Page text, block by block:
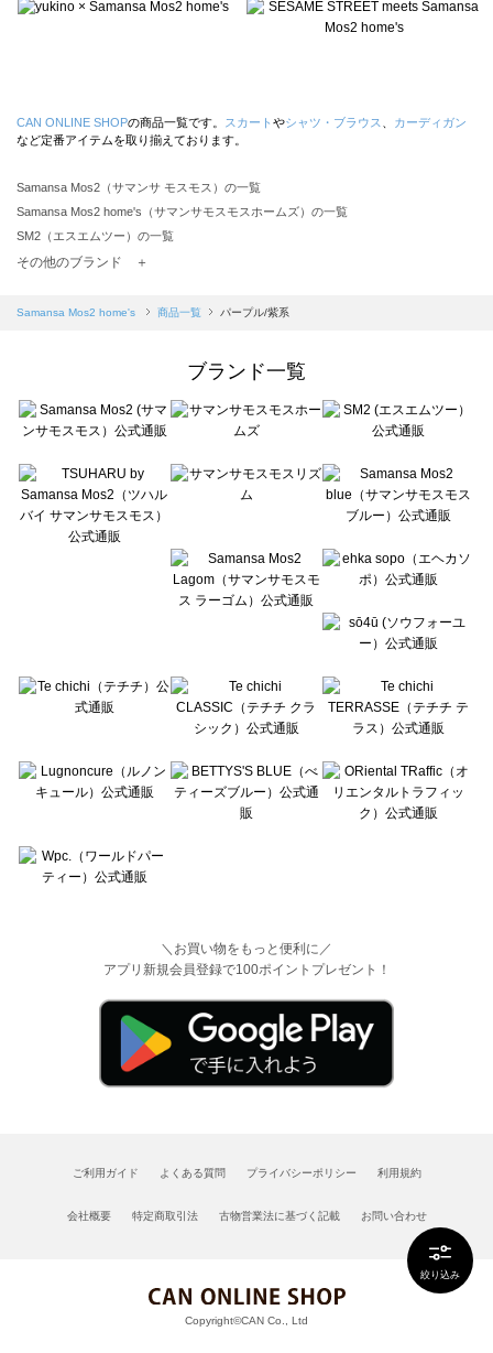
絞り込み
CAN ONLINE SHOPの商品一覧です。 スカート やシャツ・ブラウス
カーディガン
など定番アイテムを取り揃えております。
Samansa Mos2（サマンサ モスモス）の一覧
Samansa Mos2 home's（サマンサモスモスホームズ）の一覧
SM2（エスエムツー）の一覧
TSUHARU by Samansa Mos2（ツハルバイサマンサモスモス）の一覧
Samansa Mos2 blue（サマンサモスモス ブルー）の一覧
Te chichi（テチチ）の一覧
Te chichi CLASSIC（テチチ クラシック）の一覧
Lugnoncure（ルノンキュール）の一覧
BETTY'S BLUE（べティーズブルー）の一覧
Wpc.（ワールドパーティー）の一覧
その他のブランド ＋
Samansa Mos2 home's 商品一覧 パープル/紫系
ブランド一覧
＼お買い物をもっと便利に／
アプリ新規会員登録で100ポイントプレゼント！
ご利用ガイド よくある質問 プライバシーポリシー 利用規約
会社概要 特定商取引法 古物営業法に基づく記載 お問い合わせ
Copyright©CAN Co., Ltd